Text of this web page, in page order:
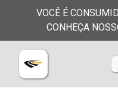
VOCÊ É
CONHEÇA